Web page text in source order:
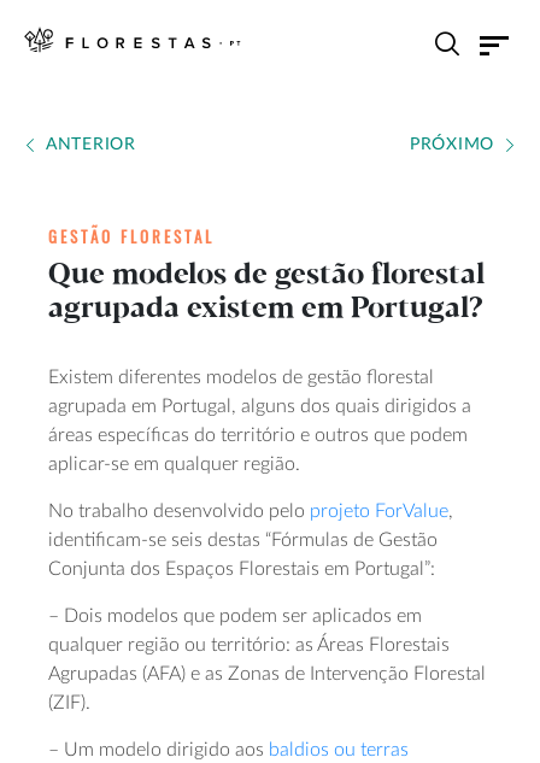
ANTERIOR PRÓXIMO
GESTÃO FLORESTAL
Que modelos de gestão florestal
agrupada existem em Portugal?
Existem diferentes modelos de gestão florestal
agrupada em Portugal, alguns dos quais dirigidos a
áreas específicas do território e outros que podem
aplicar-se em qualquer região.
No trabalho desenvolvido pelo projeto ForValue,
identificam-se seis destas “Fórmulas de Gestão
Conjunta dos Espaços Florestais em Portugal”:
– Dois modelos que podem ser aplicados em
qualquer região ou território: as Áreas Florestais
Agrupadas (AFA) e as Zonas de Intervenção Florestal
(ZIF).
– Um modelo dirigido aos baldios ou terras